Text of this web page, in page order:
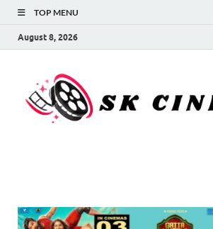
TOP MENU
August 8, 2026